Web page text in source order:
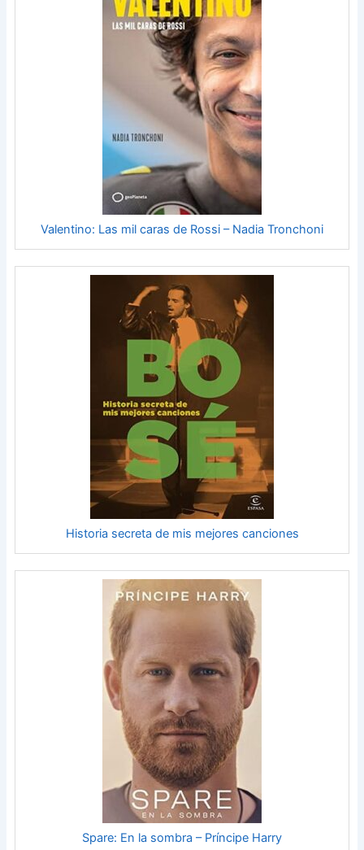
Valentino: Las mil caras de Rossi – Nadia Tronchoni
Historia secreta de mis mejores canciones
Spare: En la sombra – Príncipe Harry